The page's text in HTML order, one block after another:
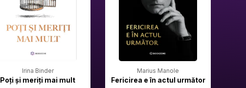
Irina Binder
Poți și meriți mai mult
Marius Manole
Fericirea e în actul următor